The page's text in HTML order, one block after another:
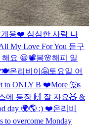
게용❤️ 심심한 사람 나
My Love For You 듣구
해요 😀📽봄🌸해피 일
온리비이🤗토요일 어
to ONLY B ❤️More 🐺s
에 등장 🙌 잘 자요🧸 &
day 🌍🌎 :) ❤️온리비
to overcome Monday